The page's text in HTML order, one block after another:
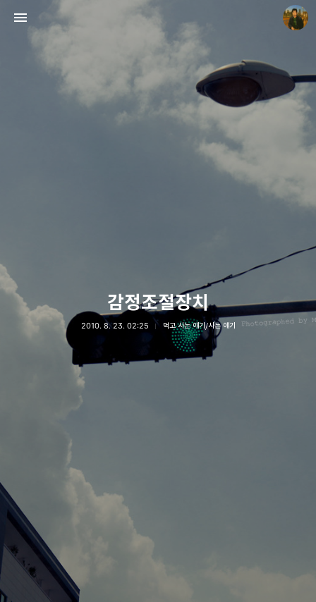
감정조절장치
2010. 8. 23. 02:25 먹고 사는 얘기/사는 얘기
빛으로 쓴 편지